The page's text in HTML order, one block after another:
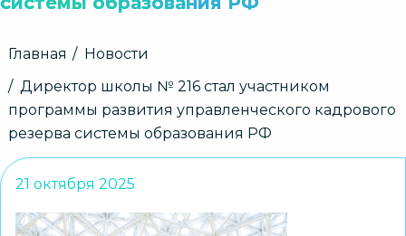
Строка
Главная
Новости
Директор школы № 216 стал участником
программы развития управленческого кадрового
резерва системы образования РФ
21 октября 2025